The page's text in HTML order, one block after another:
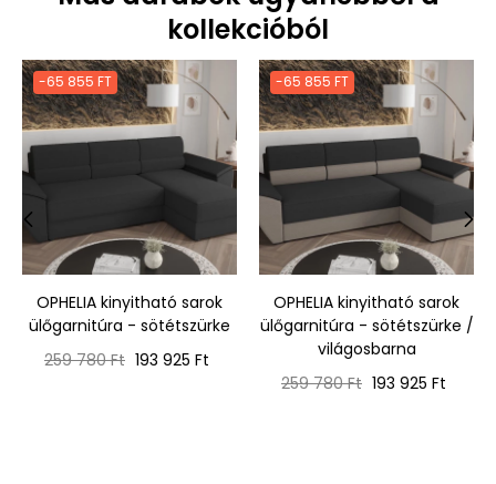
kollekcióból
-65 855 FT
OPHELIA kinyitható sarok
ülőgarnitúra - sötétszürke
Normál
259 780 Ft Ár
193 925 Ft
-65 855 FT
OPHELIA kinyitható sarok
ülőgarnitúra - sötétszürke /
világosbarna
Normál
259 780 Ft Ár
193 925 Ft
‹